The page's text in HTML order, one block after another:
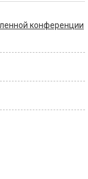
конференции